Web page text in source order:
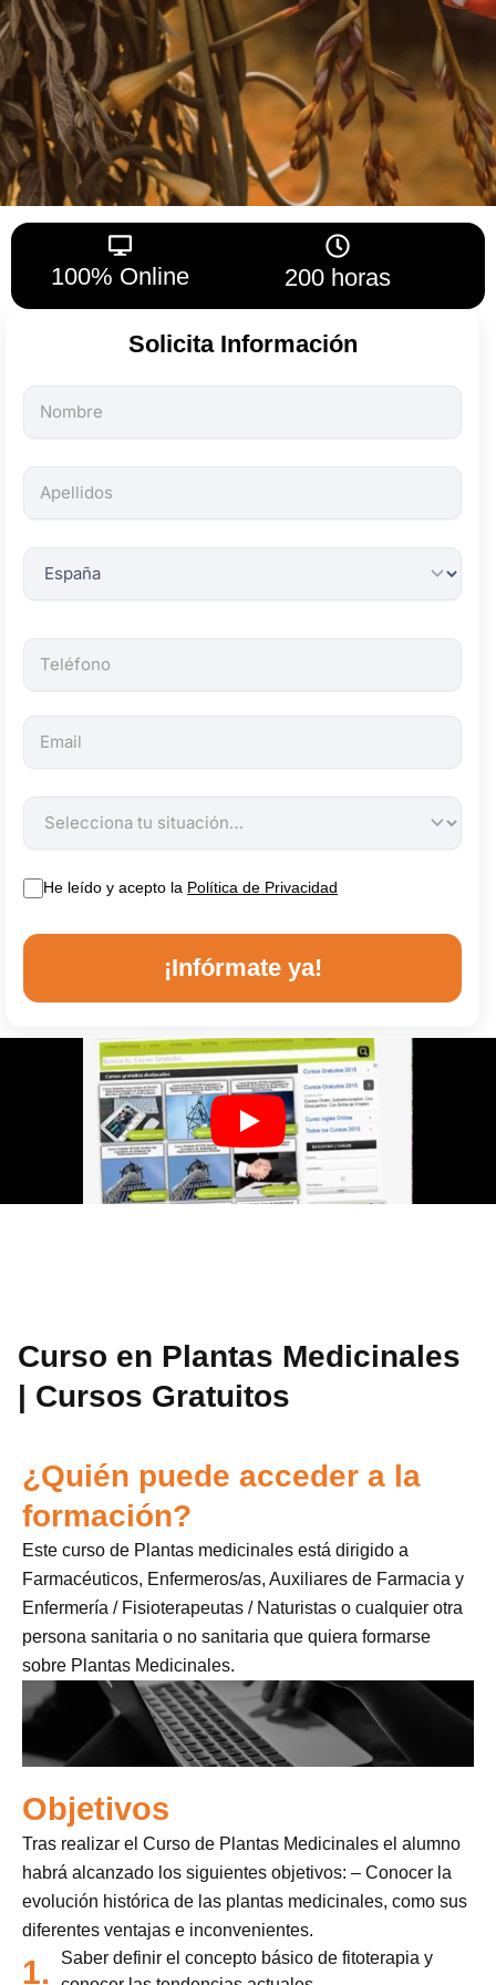
100% Online 200 horas
Solicita Información
Todos
los
son
obligatorios.
He leído y acepto la Política de Privacidad
¡Infórmate ya!
Curso en Plantas Medicinales
| Cursos Gratuitos
¿Quién puede acceder a la
formación?
Este curso de Plantas medicinales está dirigido a
Farmacéuticos, Enfermeros/as, Auxiliares de Farmacia y
Enfermería / Fisioterapeutas / Naturistas o cualquier otra
persona sanitaria o no sanitaria que quiera formarse
sobre Plantas Medicinales.
Objetivos
Tras realizar el Curso de Plantas Medicinales el alumno
habrá alcanzado los siguientes objetivos: – Conocer la
evolución histórica de las plantas medicinales, como sus
diferentes ventajas e inconvenientes.
1.
Saber definir el concepto básico de fitoterapia y